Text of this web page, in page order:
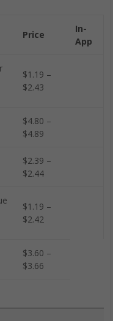
Price
In-
App
$1.19 –
$2.43
$4.80 –
$4.89
$2.39 –
$2.44
$1.19 –
$2.42
$3.60 –
$3.66